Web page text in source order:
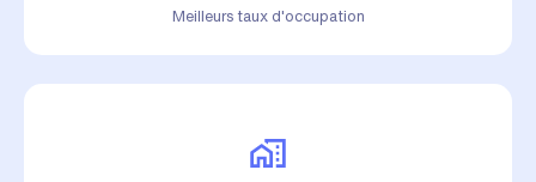
Meilleurs taux d'occupation